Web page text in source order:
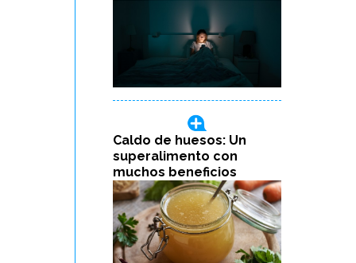
Caldo de huesos: Un
superalimento con
muchos beneficios